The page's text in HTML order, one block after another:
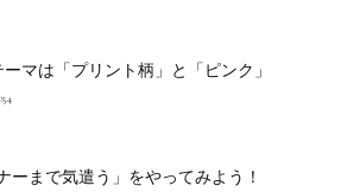
マは「プリント柄」と「ピンク」
ーまで気遣う」をやってみよう！